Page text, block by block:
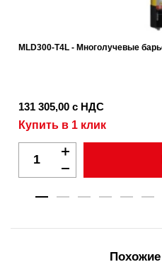
MLD300-T4L - Многолучевые
131 305,00 с НДС
Купить в 1 клик